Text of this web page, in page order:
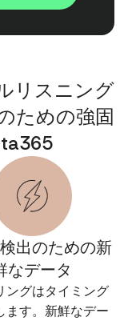
リスニング
ための強固
出のための新
なデータ
ングはタイミング
ます。新鮮なデー